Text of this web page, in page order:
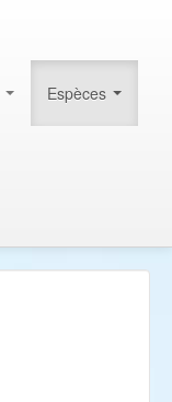
Espèces